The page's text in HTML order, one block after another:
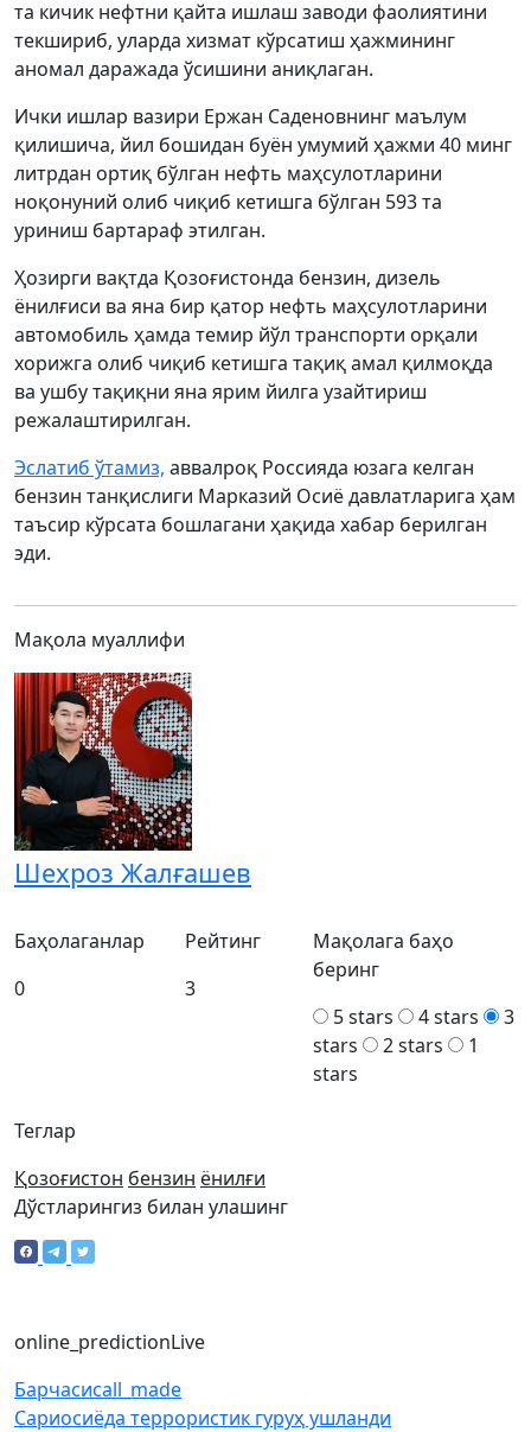
та кичик нефтни қайта ишлаш заводи фаолиятини
текшириб, уларда хизмат кўрсатиш ҳажмининг
аномал даражада ўсишини аниқлаган.
Ички ишлар вазири Ержан Саденовнинг маълум
қилишича, йил бошидан буён умумий ҳажми 40 минг
литрдан ортиқ бўлган нефть маҳсулотларини
ноқонуний олиб чиқиб кетишга бўлган 593 та
уриниш бартараф этилган.
Ҳозирги вақтда Қозоғистонда бензин, дизель
ёнилғиси ва яна бир қатор нефть маҳсулотларини
автомобиль ҳамда темир йўл транспорти орқали
хорижга олиб чиқиб кетишга тақиқ амал қилмоқда
ва ушбу тақиқни яна ярим йилга узайтириш
режалаштирилган.
Эслатиб ўтамиз, аввалроқ Россияда юзага келган
бензин танқислиги Марказий Осиё давлатларига ҳам
таъсир кўрсата бошлагани ҳақида хабар берилган
эди.
Мақола муаллифи
Шехроз Жалғашев
Теглар
Қозоғистон бензин ёнилғи
Баҳолаганлар
0
Рейтинг
3
Мақолага баҳо
беринг
5 stars
4 stars
3
stars
2 stars
1
stars
Дўстларингиз билан улашинг
online_predictionLive
Барчасиcall_made
Сариосиёда террористик гуруҳ ушланди